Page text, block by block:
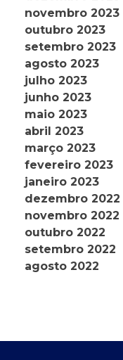
novembro 2023
outubro 2023
setembro 2023
agosto 2023
julho 2023
junho 2023
maio 2023
abril 2023
março 2023
fevereiro 2023
janeiro 2023
dezembro 2022
novembro 2022
outubro 2022
setembro 2022
agosto 2022